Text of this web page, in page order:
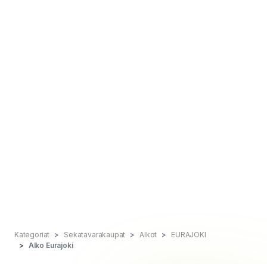
Kategoriat Sekatavarakaupat Alkot
EURAJOKI
Alko Eurajoki